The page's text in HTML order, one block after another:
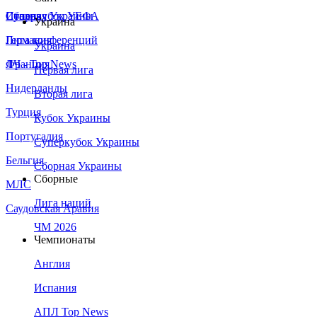
Сборная Украины
Италия
Германия
Франция
Нидерланды
Турция
Португалия
Бельгия
МЛС
Саудовская Аравия
Суперкубок УЕФА
Лига конференций
ЛЧ - Top News
Украина
Украина
Первая лига
Вторая лига
Кубок Украины
Суперкубок Украины
Сборная Украины
Сборные
Лига наций
ЧМ 2026
Чемпионаты
Англия
Испания
АПЛ Top News